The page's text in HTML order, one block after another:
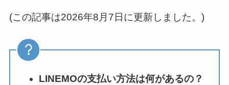
(この記事は2026年8月7日に更新しました。)
LINEMOの支払い方法は何があるの？